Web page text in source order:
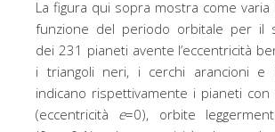
La figura qui sopra mostra come varia
funzione del periodo orbitale per il
dei 231 pianeti avente l’eccentricità
i triangoli neri, i cerchi arancioni e
indicano rispettivamente i pianeti con
(eccentricità e=0), orbite